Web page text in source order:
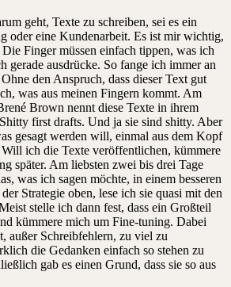
geht, Texte zu schreiben, sei es ein
oder eine Kundenarbeit. Es ist mir wichtig,
Finger müssen einfach tippen, was ich
gerade ausdrücke. So fange ich immer an
den Anspruch, dass dieser Text gut
was aus meinen Fingern kommt. Am
Brown nennt diese Texte in ihrem
first drafts. Und ja sie sind shitty. Aber
gesagt werden will, einmal aus dem Kopf
Will ich die Texte veröffentlichen, kümmere
später. Am liebsten zwei bis drei Tage
was ich sagen möchte, in einem besseren
Strategie oben, lese ich sie quasi mit den
stelle ich dann fest, dass ein Großteil
kümmere mich um Fine-tuning. Dabei
außer Schreibfehlern, zu viel zu
die Gedanken einfach so stehen zu
gab es einen Grund, dass sie so aus